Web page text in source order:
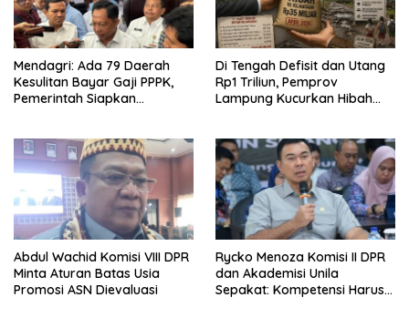
Mendagri: Ada 79 Daerah
Kesulitan Bayar Gaji PPPK,
Pemerintah Siapkan
Di Tengah Defisit dan Utang
Rp1 Triliun, Pemprov
Lampung Kucurkan Hibah
Abdul Wachid Komisi VIII DPR
Minta Aturan Batas Usia
Promosi ASN Dievaluasi
Rycko Menoza Komisi II DPR
dan Akademisi Unila
Sepakat: Kompetensi Harus